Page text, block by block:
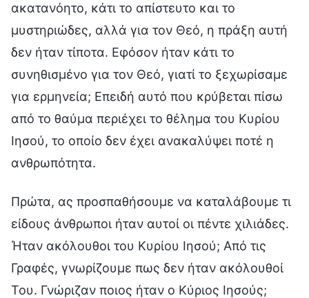
ακατανόητο, κάτι το απίστευτο και το
μυστηριώδες, αλλά για τον Θεό, η πράξη αυτή
δεν ήταν τίποτα. Εφόσον ήταν κάτι το
συνηθισμένο για τον Θεό, γιατί το ξεχωρίσαμε
για ερμηνεία; Επειδή αυτό που κρύβεται πίσω
από το θαύμα περιέχει το θέλημα του Κυρίου
Ιησού, το οποίο δεν έχει ανακαλύψει ποτέ η
ανθρωπότητα.
Πρώτα, ας προσπαθήσουμε να καταλάβουμε τι
είδους άνθρωποι ήταν αυτοί οι πέντε χιλιάδες.
Ήταν ακόλουθοι του Κυρίου Ιησού; Από τις
Γραφές, γνωρίζουμε πως δεν ήταν ακόλουθοί
Του. Γνώριζαν ποιος ήταν ο Κύριος Ιησούς;